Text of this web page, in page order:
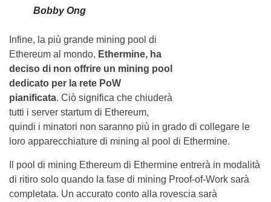
Bobby Ong
Infine, la più grande mining pool di
Ethereum al mondo, Ethermine, ha
deciso di non offrire un mining pool
dedicato per la rete PoW
pianificata. Ciò significa che chiuderà
tutti i server startum di Ethereum,
quindi i minatori non saranno più in grado di collegare le
loro apparecchiature di mining al pool di Ethermine.
Il pool di mining Ethereum di Ethermine entrerà in modalità
di ritiro solo quando la fase di mining Proof-of-Work sarà
completata. Un accurato conto alla rovescia sarà